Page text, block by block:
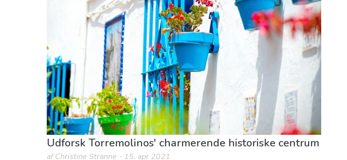
Udforsk Torremolinos' charmerende historiske centrum
af Christine Stranne - 15. apr 2021